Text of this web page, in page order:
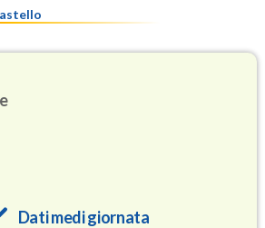
Dati medi giornata